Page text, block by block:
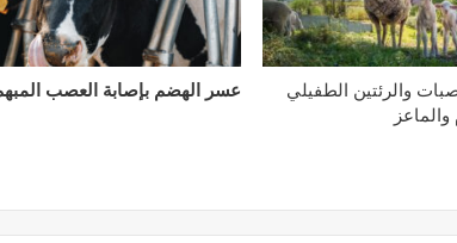
والرئتين الطفيلي
والماعز
عسر الهضم بإصابة العصب